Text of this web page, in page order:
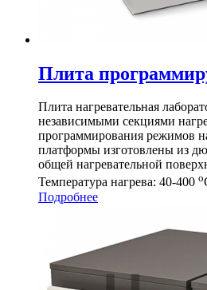
Плита
Плита нагревательная
независимыми секциями
программирования режимов
платформы изготовлены из
общей нагревательной
Температура нагрева: 40-400 о
Подробнее